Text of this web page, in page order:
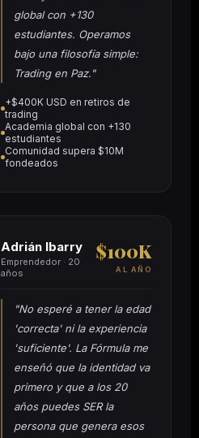
global con +130
estudiantes. Operamos
bajo una filosofía simple:
Trading en Paz."
+$400K USD en retiros de
trading
Academia global con +130
estudiantes
Comunidad supera $10M
fondeados
Adrián Ibarry
Emprendedor · 20
años
$100K
AL AÑO
"No esperé a tener la edad
'correcta' ni la experiencia
'suficiente'. La Fórmula me
enseñó que la identidad va
primero y que a los 20
años puedes SER la
persona que genera esos